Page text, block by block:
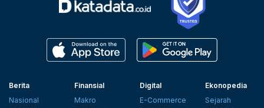
Berita
Nasional
Finansial
Makro
Digital
E-Commerce
Ekonopedia
Sejarah